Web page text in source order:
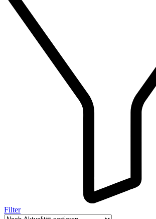
Filter